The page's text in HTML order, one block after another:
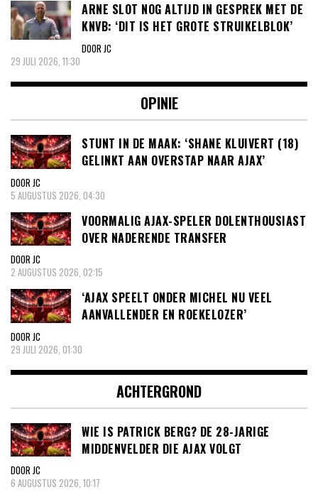
ARNE SLOT NOG ALTIJD IN GESPREK MET DE
KNVB: ‘DIT IS HET GROTE STRUIKELBLOK’
DOOR JC
29 JULI 2026, 11:30
OPINIE
STUNT IN DE MAAK: ‘SHANE KLUIVERT (18)
GELINKT AAN OVERSTAP NAAR AJAX’
DOOR JC
5 AUGUSTUS 2026, 04:30
VOORMALIG AJAX-SPELER DOLENTHOUSIAST
OVER NADERENDE TRANSFER
DOOR JC
2 AUGUSTUS 2026, 02:15
‘AJAX SPEELT ONDER MICHEL NU VEEL
AANVALLENDER EN ROEKELOZER’
DOOR JC
29 JULI 2026, 01:30
ACHTERGROND
WIE IS PATRICK BERG? DE 28-JARIGE
MIDDENVELDER DIE AJAX VOLGT
DOOR JC
6 AUGUSTUS 2026, 10:17